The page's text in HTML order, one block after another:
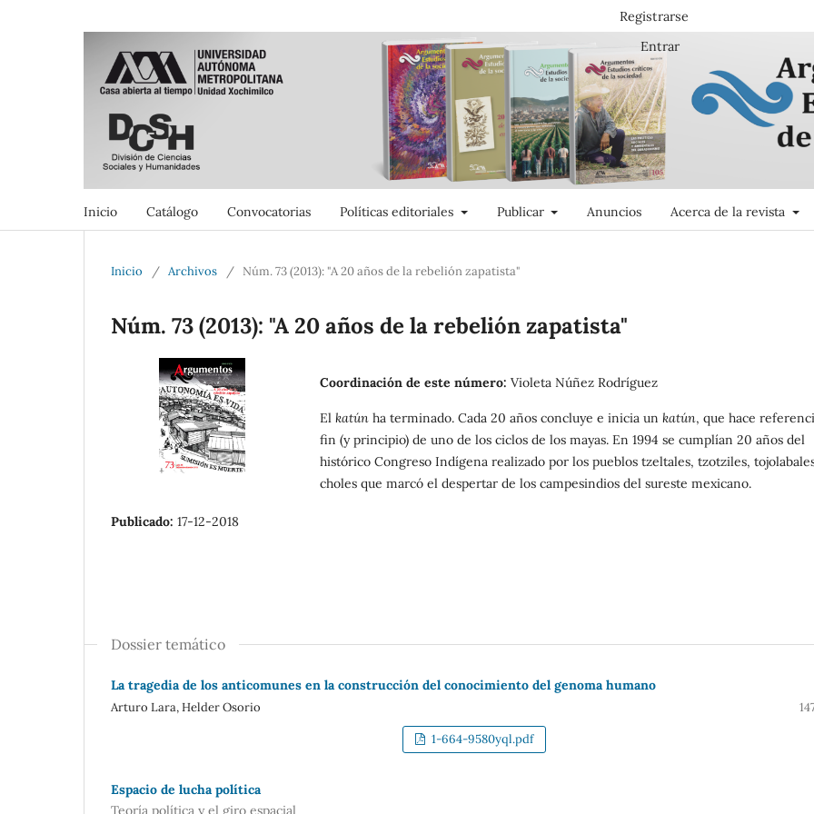
Inicio Catálogo Convocatorias Políticas editoriales Publicar Anuncios Acerca de la revista
Registrarse
Entrar
Inicio / Archivos / Núm. 73 (2013): "A 20 años de la rebelión zapatista"
Núm. 73 (2013): "A 20 años de la rebelión zapatista"
Coordinación de este número: Violeta Núñez Rodríguez
El katún ha terminado. Cada 20 años concluye e inicia un katún, que hace
fin (y principio) de uno de los ciclos de los mayas. En 1994 se cumplían 20 años del
histórico Congreso Indígena realizado por los pueblos tzeltales, tzotziles,
choles que marcó el despertar de los campesindios del sureste mexicano.
Publicado: 17-12-2018
Dossier temático
La tragedia de los anticomunes en la construcción del conocimiento del genoma humano
Arturo Lara, Helder Osorio
1-664-9580yql.pdf
Espacio de lucha política